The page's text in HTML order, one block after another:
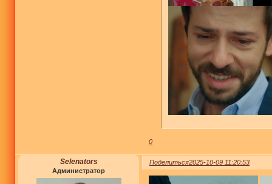
0
Поделиться2025-10-09 11:20:53
Selenators
Администратор